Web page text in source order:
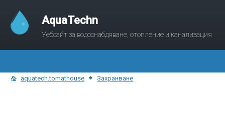
AquaTechn
Уебсайт за водоснабдяване, отопление и канализация
aquatech.tomathouse Захранване